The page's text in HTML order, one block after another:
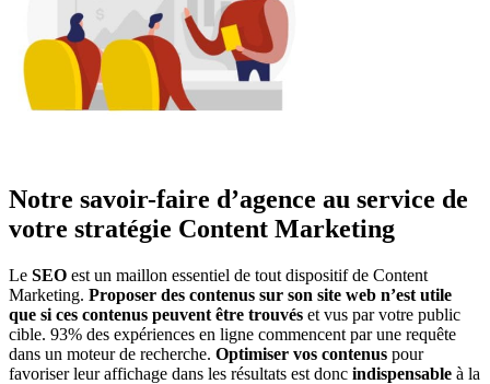
Notre savoir-faire d’agence au service de
votre stratégie Content Marketing
Le SEO est un maillon essentiel de tout dispositif de Content
Marketing. Proposer des contenus sur son site web n’est utile
que si ces contenus peuvent être trouvés et vus par votre public
cible. 93% des expériences en ligne commencent par une requête
dans un moteur de recherche. Optimiser vos contenus pour
favoriser leur affichage dans les résultats est donc indispensable à la